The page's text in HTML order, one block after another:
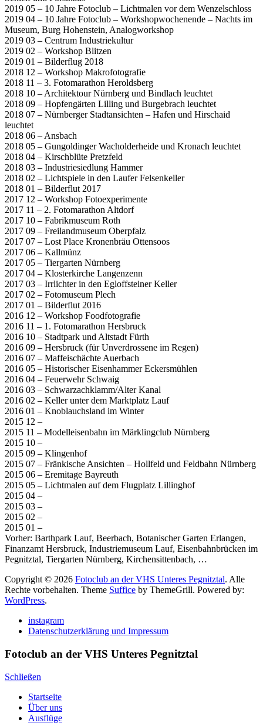
2019 05 – 10 Jahre Fotoclub – Lichtmalen vor dem Wenzelschloss
2019 04 – 10 Jahre Fotoclub – Workshopwochenende – Nachts im
Museum, Burg Hohenstein, Analogworkshop
2019 03 – Centrum Industriekultur
2019 02 – Workshop Blitzen
2019 01 – Bilderflug 2018
2018 12 – Workshop Makrofotografie
2018 11 – 3. Fotomarathon Heroldsberg
2018 10 – Architektour Nürnberg und Bindlach leuchtet
2018 09 – Hopfengärten Lilling und Burgebrach leuchtet
2018 07 – Nürnberger Stadtansichten – Hafen und Hirschaid
leuchtet
2018 06 – Ansbach
2018 05 – Gungoldinger Wacholderheide und Kronach leuchtet
2018 04 – Kirschblüte Pretzfeld
2018 03 – Industriesiedlung Hammer
2018 02 – Lichtspiele in den Laufer Felsenkeller
2018 01 – Bilderflut 2017
2017 12 – Workshop Fotoexperimente
2017 11 – 2. Fotomarathon Altdorf
2017 10 – Fabrikmuseum Roth
2017 09 – Freilandmuseum Oberpfalz
2017 07 – Lost Place Kronenbräu Ottensoos
2017 06 – Kallmünz
2017 05 – Tiergarten Nürnberg
2017 04 – Klosterkirche Langenzenn
2017 03 – Irrlichter in den Egloffsteiner Keller
2017 02 – Fotomuseum Plech
2017 01 – Bilderflut 2016
2016 12 – Workshop Foodfotografie
2016 11 – 1. Fotomarathon Hersbruck
2016 10 – Stadtpark und Altstadt Fürth
2016 09 – Hersbruck (für Unverdrossene im Regen)
2016 07 – Maffeischächte Auerbach
2016 05 – Historischer Eisenhammer Eckersmühlen
2016 04 – Feuerwehr Schwaig
2016 03 – Schwarzachklamm/Alter Kanal
2016 02 – Keller unter dem Marktplatz Lauf
2016 01 – Knoblauchsland im Winter
2015 12 –
2015 11 – Modelleisenbahn im Märklingclub Nürnberg
2015 10 –
2015 09 – Klingenhof
2015 07 – Fränkische Ansichten – Hollfeld und Feldbahn Nürnberg
2015 06 – Eremitage Bayreuth
2015 05 – Lichtmalen auf dem Flugplatz Lillinghof
2015 04 –
2015 03 –
2015 02 –
2015 01 –
Vorher: Barthpark Lauf, Beerbach, Botanischer Garten Erlangen,
Finanzamt Hersbruck, Industriemuseum Lauf, Eisenbahnbrücken im
Pegnitztal, Tiergarten Nürnberg, Kirchensittenbach, …
Copyright © 2026 Fotoclub an der VHS Unteres Pegnitztal. Alle
Rechte vorbehalten. Theme Suffice by ThemeGrill. Powered by:
WordPress.
instagram
Datenschutzerklärung und Impressum
Fotoclub an der VHS Unteres Pegnitztal
Schließen
Startseite
Über uns
Ausflüge